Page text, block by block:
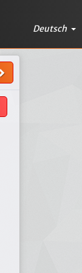
Deutsch